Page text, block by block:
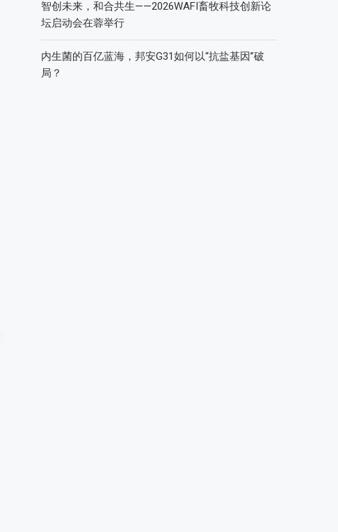
智创未来，和合共生——2026WAFI畜牧科技创新论
坛启动会在蓉举行
内生菌的百亿蓝海，邦安G31如何以“抗盐基因”破
局？